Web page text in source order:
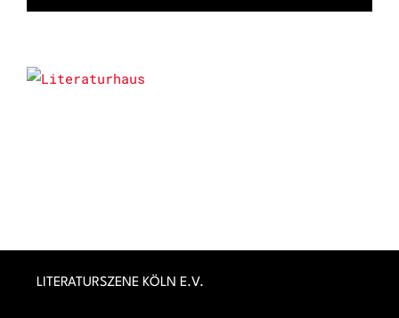
LITERATURSZENE KÖLN E.V.